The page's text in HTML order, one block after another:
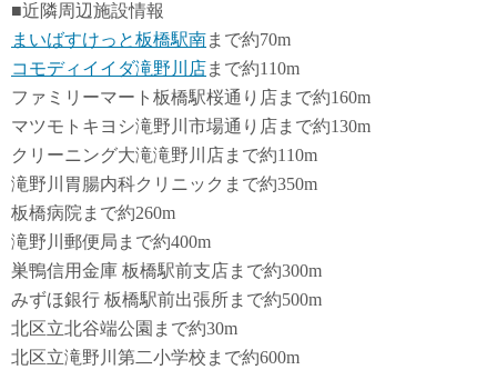
■近隣周辺施設情報
まいばすけっと板橋駅南まで約70m
コモディイイダ滝野川店まで約110m
ファミリーマート板橋駅桜通り店まで約160m
マツモトキヨシ滝野川市場通り店まで約130m
クリーニング大滝滝野川店まで約110m
滝野川胃腸内科クリニックまで約350m
板橋病院まで約260m
滝野川郵便局まで約400m
巣鴨信用金庫 板橋駅前支店まで約300m
みずほ銀行 板橋駅前出張所まで約500m
北区立北谷端公園まで約30m
北区立滝野川第二小学校まで約600m